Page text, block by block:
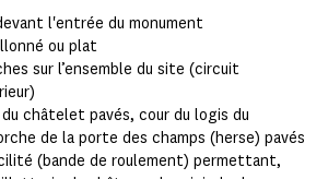
l'entrée du monument
ou plat
sur l’ensemble du site (circuit
châtelet pavés, cour du logis du
de la porte des champs (herse) pavés
(bande de roulement) permettant,